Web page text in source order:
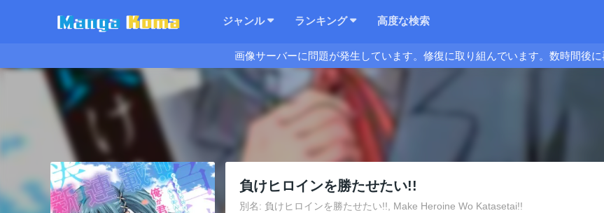
ジャンル ランキング 高度な検索
画像サーバーに問題が発生しています。修復に取り組んでいます。数時間後に
負けヒロインを勝たせたい!!
別名: 負けヒロインを勝たせたい!!, Make Heroine Wo Katasetai!!